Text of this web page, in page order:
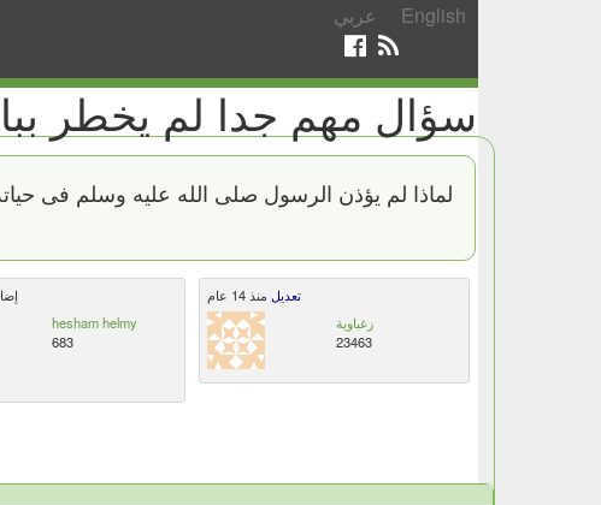
عربي English
سؤال مهم جدا لم يخطر
لماذا لم يؤذن الرسول صلى الله عليه وسلم فى
hesham helmy
683
تعديل منذ 14 عام
زغباوية
23463